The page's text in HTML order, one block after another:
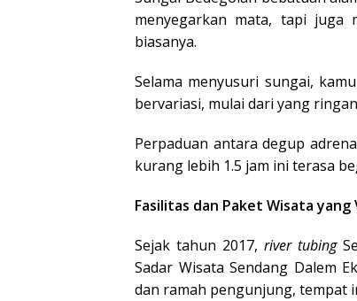
menyegarkan mata, tapi juga
biasanya.
Selama menyusuri sungai,
bervariasi, mulai dari yang
Perpaduan antara degup
kurang lebih 1.5 jam ini terasa
Fasilitas dan Paket Wisata
Sejak tahun 2017, river tubing
Sadar Wisata Sendang Dalem
dan ramah pengunjung, tempat